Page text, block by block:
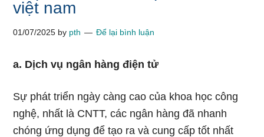
việt nam
01/07/2025 by pth Để lại bình luận
a. Dịch vụ ngân hàng điện tử
Sự phát triển ngày càng cao của khoa học công
nghệ, nhất là CNTT, các ngân hàng đã nhanh
chóng ứng dụng để tạo ra và cung cấp tốt nhất